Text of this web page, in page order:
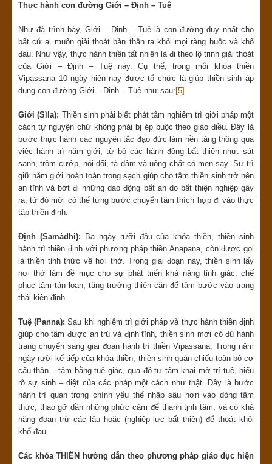
Thực hành con đường Giới – Định – Tuệ
Như đã trình bày, Giới – Định – Tuệ là con đường duy nhất cho
bất cứ ai muốn giải thoát bản thân ra khỏi mọi ràng buộc và khổ
đau. Như vậy, thực hành thiền tất nhiên là đi theo lộ trinh giải thoát
của Giới – Định – Tuệ này. Cụ thể, trong mỗi khóa thiền
Vipassana 10 ngày hiện nay được tổ chức là giúp thiền sinh áp
dụng con đường Giới – Định – Tuệ như sau: [5]
Giới (Sìla): Thiền sinh phải biết phát tâm nghiêm trì giới pháp một
cách tự nguyện chứ không phải bị ép buộc theo giáo điều. Đây là
bước thực hành các nguyên tắc đạo đức làm nền tảng thông qua
việc hành trì năm giới, từ bỏ các hành động bất thiện như: sát
sanh, trộm cướp, nói dối, tà dâm và uống chất có men say. Sự trì
giữ năm giới hoàn toàn trong sạch giúp cho tâm thiền sinh trở nên
an tĩnh và bớt đi những dao động bất an do bất thiện nghiệp gây
ra; từ đó mới có thể từng bước chuyển tâm thích hợp đi vào thực
tập thiền định.
Định (Samàdhi): Ba ngày rưỡi đầu của khóa thiền, thiền sinh
hành trì thiền định với phương pháp thiền Anapana, còn được gọi
là thiền tỉnh thức về hơi thở. Trong giai đoạn này, thiền sinh lấy
hơi thở làm đề mục cho sự phát triển khả năng tỉnh giác, chế
phục tâm tán loạn, tăng trưởng thiện căn để tâm bước vào trạng
thái kiên định.
Tuệ (Panna): Sau khi nghiêm trì giới pháp và thực hành thiền định
giúp cho tâm được an trú và định tĩnh, thiền sinh mới có đủ hành
trang chuyển sang giai đoạn hành trì thiền Vipassana. Trong năm
ngày rưỡi kế tiếp của khóa thiền, thiền sinh quán chiếu toàn bộ cơ
cấu thân – tâm bằng tuệ giác, qua đó tự tâm khai mở trí tuệ, hiểu
rõ sự sinh – diệt của các pháp một cách như thật. Đây là bước
hành trì quan trọng chính yếu thể nhập sâu hơn vào dòng tâm
thức, tháo gỡ dần những phức cảm để thanh tịnh tâm, và có khả
năng đoạn trừ các lậu hoặc (nghiệp lực bất thiện) để thoát khỏi
khổ đau.
Các khóa THIỀN hướng dẫn theo phương pháp giáo dục hiện